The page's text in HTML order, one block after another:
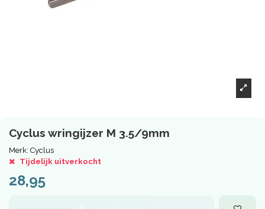
Cyclus wringijzer M 3.5/9mm
Merk: Cyclus
Tijdelijk uitverkocht
28,95